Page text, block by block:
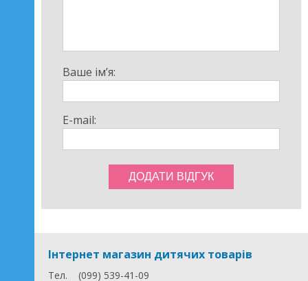
Ваше ім’я:
E-mail:
Інтернет магазин дитячих товарів
Тел.
(099) 539-41-09